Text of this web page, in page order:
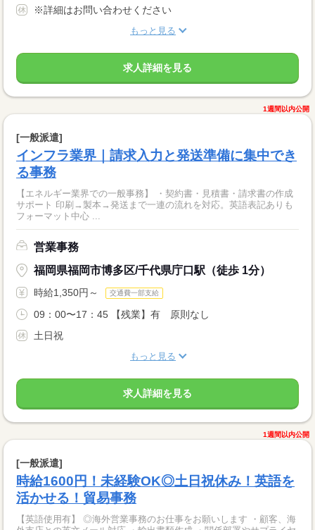
※詳細はお問い合わせください
もっと見る
求人詳細を見る
1週間以内公開
[一般派遣]
インフラ業界｜請求入力と発送準備に集中でき
る事務
【エネルギー業界での一般事務】 ・契約書・見積書・請求書の作成
サポート 印刷→製本→発送まで一連の流れを対応。英語表記ありも
フォーマット中心 ...
営業事務
福岡県福岡市博多区/千代県庁口駅（徒歩 1分）
時給1,350円～ 交通費一部支給
09：00〜17：45 【残業】有 原則なし
土日祝
もっと見る
求人詳細を見る
1週間以内公開
[一般派遣]
時給1600円！未経験OK◎土日祝休み！英語を
活かせる！貿易事務
【英語使用有】 ◎海外営業事務のお仕事をお願いします ・顧客、海